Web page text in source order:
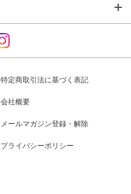
特定商取引法に基づく表記
会社概要
メールマガジン登録・解除
プライバシーポリシー